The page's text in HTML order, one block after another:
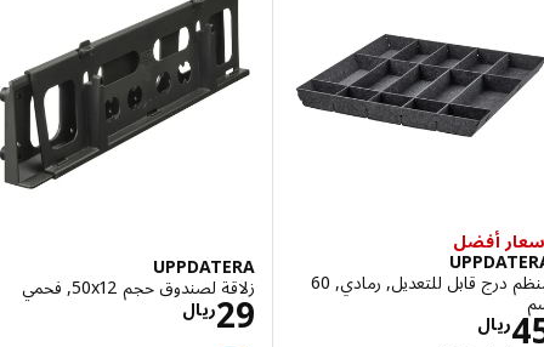
أفضل
منظم درج قابل للتعديل, رمادي, 60
ريالالاسعار ريال 45
UPPDATERA
زلاقة لصندوق حجم 50x12, فحمي
ريال29 الاسعار ريال 29